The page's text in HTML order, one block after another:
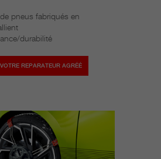
pneus fabriqués en
durabilité
REPARATEUR AGRÉÉ